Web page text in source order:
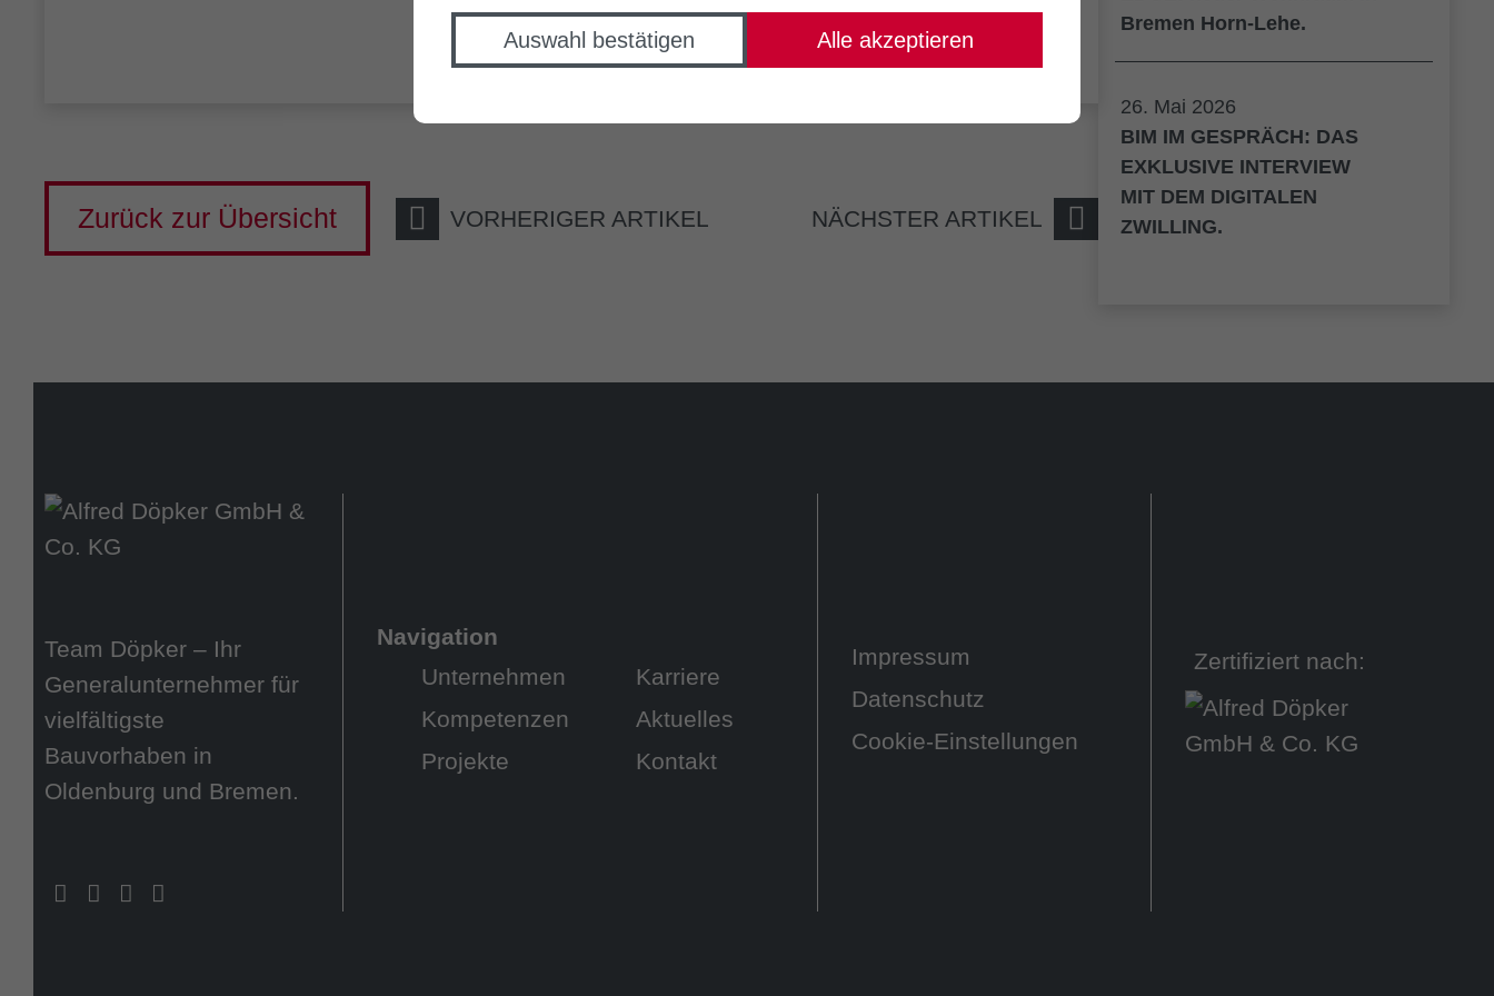
Zurück zur Übersicht VORHERIGER ARTIKEL NÄCHSTER ARTIKEL
Bremen Horn-Lehe.
26. Mai 2026
BIM IM GESPRÄCH: DAS
EXKLUSIVE INTERVIEW
MIT DEM DIGITALEN
ZWILLING.
Team Döpker – Ihr
Generalunternehmer für
vielfältigste
Bauvorhaben in
Oldenburg und Bremen.
Navigation
Unternehmen
Kompetenzen
Projekte
Karriere
Aktuelles
Kontakt
Impressum
Datenschutz
Cookie-Einstellungen
Zertifiziert nach:
Auswahl bestätigen Alle akzeptieren